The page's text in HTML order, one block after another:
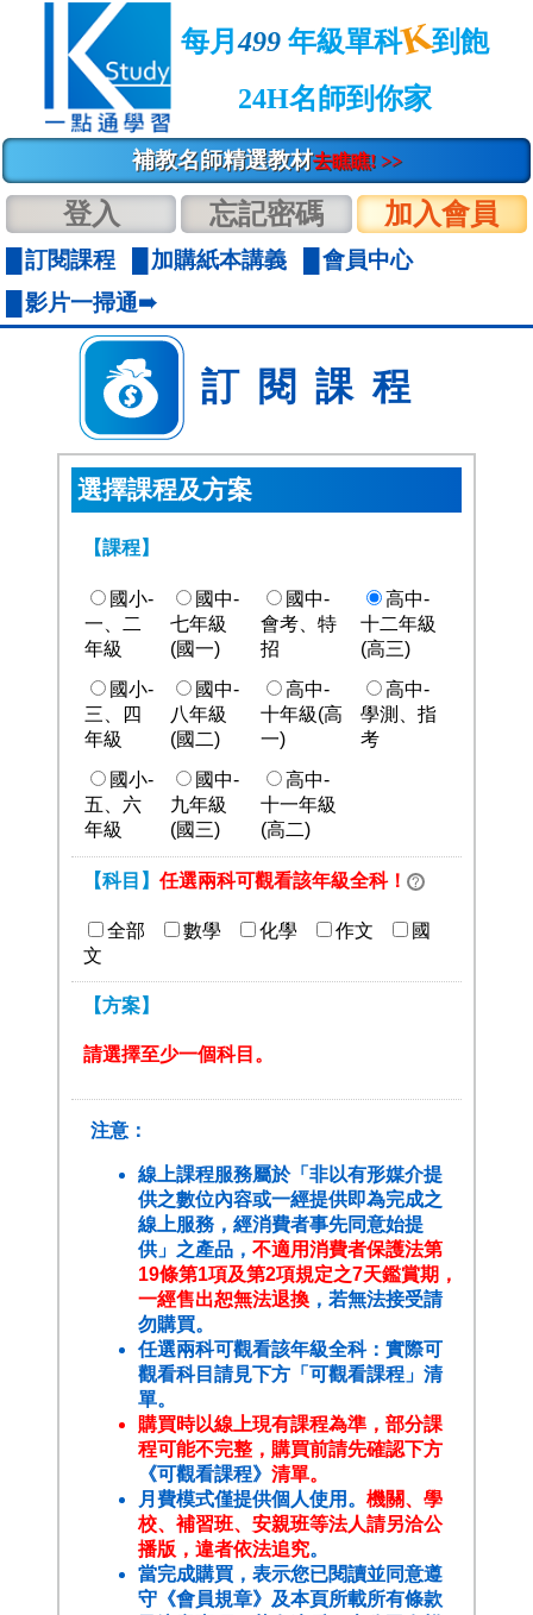
每月499年級單科K到飽
24H名師到你家
補教名師精選教材去瞧瞧! >>
登入 忘記密碼 加入會員
訂閱課程 加購紙本講義
會員中心
影片一掃通➠
訂閱課程
選擇課程及方案
【課程】
國小-
一、二
年級
國中-
七年級
(國一)
國中-
會考、特
招
高中-
十二年級
(高三)
國小-
三、四
年級
國中-
八年級
(國二)
高中-
十年級(高
一)
高中-
學測、指
考
國小-
五、六
年級
國中-
九年級
(國三)
高中-
十一年級
(高二)
【科目】任選兩科可觀看該年級全科！
全部 數學 化學 作文
國
文
【方案】
請選擇至少一個科目。
注意：
線上課程服務屬於「非以有形媒介提
供之數位內容或一經提供即為完成之
線上服務，經消費者事先同意始提
供」之產品，不適用消費者保護法第
19條第1項及第2項規定之7天鑑賞期，
一經售出恕無法退換 ，若無法接受請
勿購買。
任選兩科可觀看該年級全科：實際可
觀看科目請見下方「可觀看課程」清
單。
購買時以線上現有課程為準，部分課
程可能不完整，購買前請先確認下方
《可觀看課程》清單。
月費模式僅提供個人使用。機關、學
校、補習班、安親班等法人請另洽公
播版，違者依法追究。
當完成購買，表示您已閱讀並同意遵
守 《會員規章》 及本頁所載所有條款